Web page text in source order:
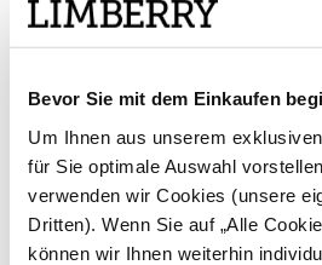
Bevor Sie mit dem Einkaufen
Um Ihnen aus unserem
für Sie optimale Auswahl
verwenden wir Cookies (unsere
Dritten). Wenn Sie auf „Alle
können wir Ihnen weiterhin
Cremeweiße Dirndlbluse mit
Blumenmuster - PAOLA
CREMEWEISS
mit
SALE